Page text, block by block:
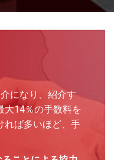
になり、紹介す
大14％の手数料を
れば多いほど、手